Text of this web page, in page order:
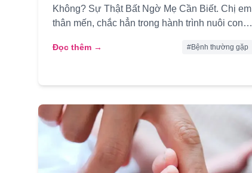
Không? Sự Thật Bất Ngờ Mẹ Cần Biết. Chị em
thân mến, chắc hẳn trong hành trình nuôi con
Đọc thêm → #Bệnh thường gặp